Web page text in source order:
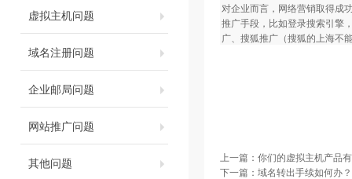
虚拟主机问题
域名注册问题
企业邮局问题
网站推广问题
其他问题
对企业而言，网络营销取得成
推广手段，比如登录搜索引擎
广、搜狐推广（搜狐的上海不
上一篇： 你们的虚拟主机产品
下一篇： 域名转出手续如何办？